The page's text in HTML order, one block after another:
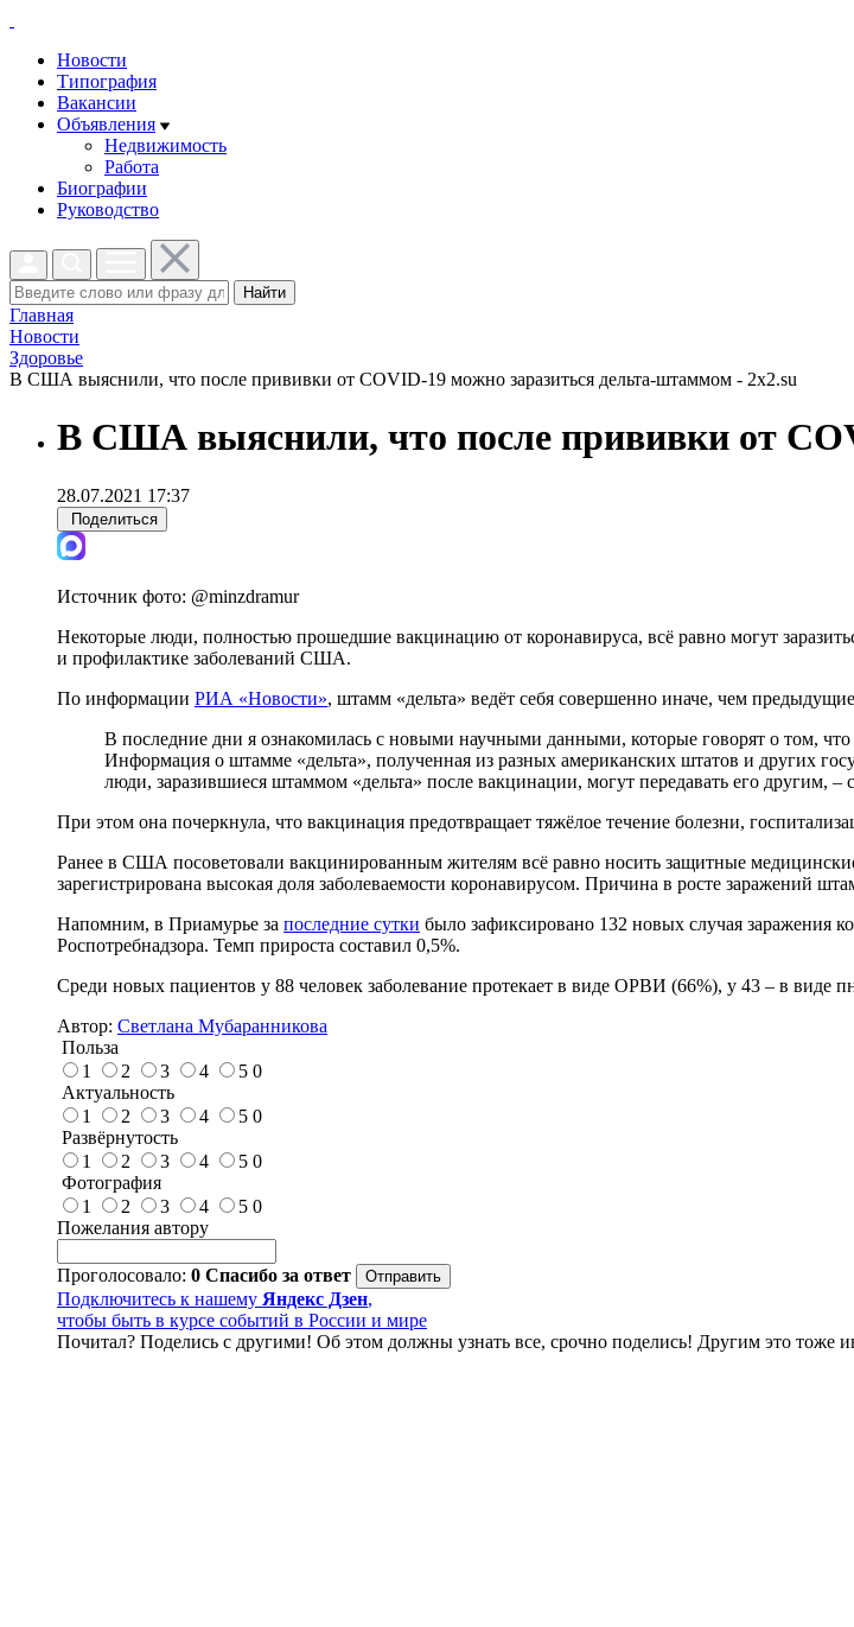
Новости
Типография
Вакансии
Объявления
Недвижимость
Работа
Биографии
Руководство
Найти
Главная
Новости
Здоровье
В США выяснили, что после прививки от COVID-19 можно заразиться дельта-штаммом - 2x2.su
В США выяснили, что после прививки от
28.07.2021 17:37
Поделиться
Источник фото: @minzdramur
Некоторые люди, полностью прошедшие вакцинацию от коронавируса, всё равно могут
и профилактике заболеваний США.
По информации РИА «Новости», штамм «дельта» ведёт себя совершенно иначе, чем
В последние дни я ознакомилась с новыми научными данными, которые говорят о том,
Информация о штамме «дельта», полученная из разных американских штатов и других
люди, заразившиеся штаммом «дельта» после вакцинации, могут передавать его другим,
При этом она почеркнула, что вакцинация предотвращает тяжёлое течение болезни,
Ранее в США посоветовали вакцинированным жителям всё равно носить защитные
зарегистрирована высокая доля заболеваемости коронавирусом. Причина в росте заражений
Напомним, в Приамурье за последние сутки было зафиксировано 132 новых случая заражения
Роспотребнадзора. Темп прироста составил 0,5%.
Среди новых пациентов у 88 человек заболевание протекает в виде ОРВИ (66%), у 43 – в виде
Автор: Светлана Мубаранникова
Польза
1
2 3 4 5 0
Актуальность
1
2 3 4 5 0
Развёрнутость
1
2 3 4 5 0
Фотография
1
2 3 4 5 0
Пожелания автору
Проголосовало: 0 Спасибо за ответ
Подключитесь к нашему Яндекс Дзен,
чтобы быть в курсе событий в России и мире
Почитал? Поделись с другими! Об этом должны узнать все, срочно поделись! Другим это тоже